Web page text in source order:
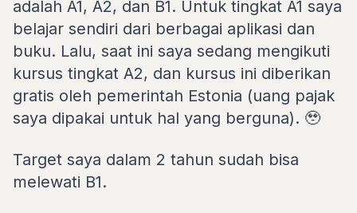
adalah A1, A2, dan B1. Untuk tingkat A1 saya
belajar sendiri dari berbagai aplikasi dan
buku. Lalu, saat ini saya sedang mengikuti
kursus tingkat A2, dan kursus ini diberikan
gratis oleh pemerintah Estonia (uang pajak
saya dipakai untuk hal yang berguna). 🥹
Target saya dalam 2 tahun sudah bisa
melewati B1.